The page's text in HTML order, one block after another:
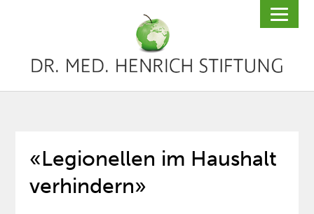
«Legionellen im Haushalt
verhindern»